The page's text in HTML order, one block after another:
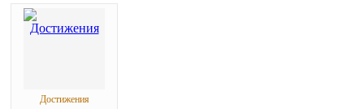
Достижения